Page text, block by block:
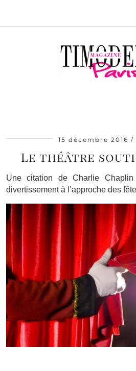
15 décembre 2016
Le théâtre
Une citation de Charlie
divertissement à l’approche des